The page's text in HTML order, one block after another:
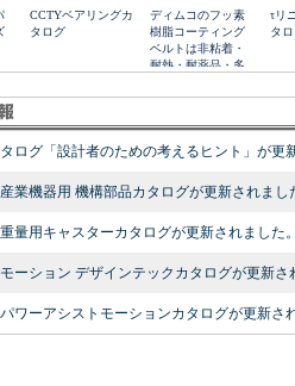
ログ「設計者のための考えるヒント」が更
業機器用 機構部品カタログが更新されまし
量用キャスターカタログが更新されました
ーション デザインテックカタログが更新さ
ワーアシストモーションカタログが更新さ